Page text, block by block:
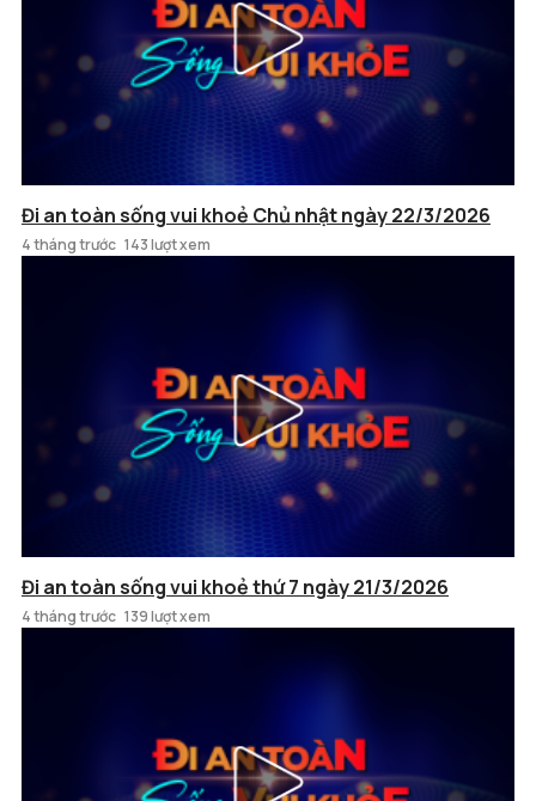
Đi an toàn sống vui khoẻ Chủ nhật ngày 22/3/2026
4 tháng trước 143 lượt xem
Đi an toàn sống vui khoẻ thứ 7 ngày 21/3/2026
4 tháng trước 139 lượt xem